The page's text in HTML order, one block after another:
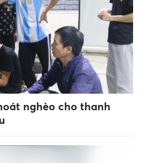
nghèo cho thanh